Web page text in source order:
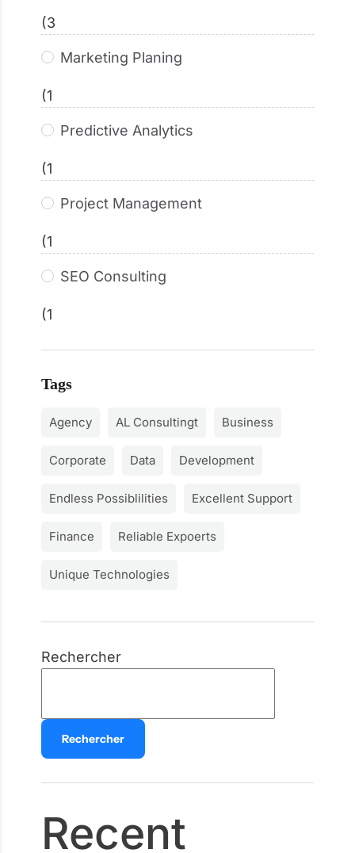
(3
Marketing Planing
(1
Predictive Analytics
(1
Project Management
(1
SEO Consulting
(1
Tags
Agency AL Consultingt Business
Corporate Data Development
Endless Possiblilities Excellent Support
Finance Reliable Expoerts
Unique Technologies
Rechercher
Rechercher
Recent